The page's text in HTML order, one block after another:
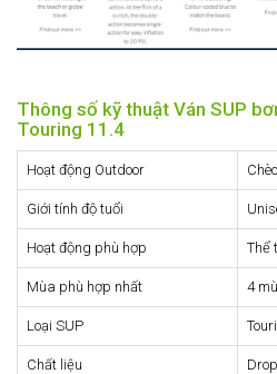
Thông số kỹ thuật Ván SUP
Touring 11.4
Hoạt động Outdoor
Giới tính độ tuổi
Hoạt động phù hợp Thể
Mùa phù hợp nhất 4
Loại SUP
Chất liệu